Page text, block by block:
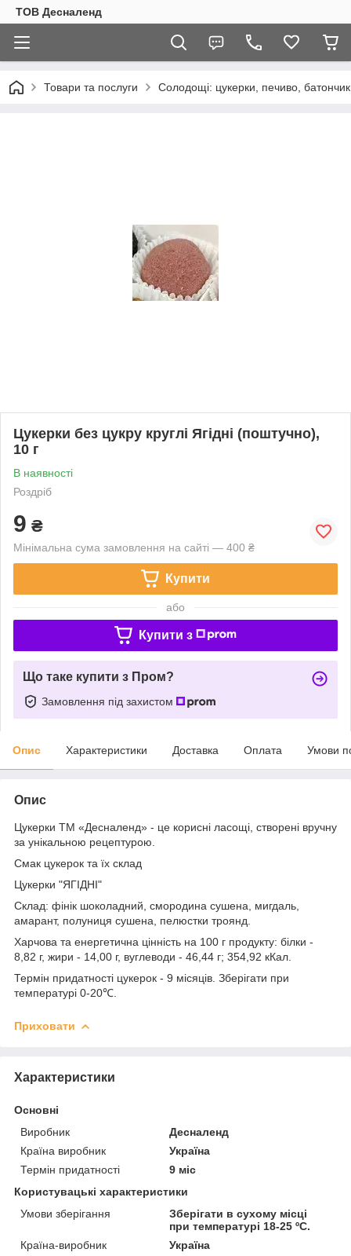
ТОВ Десналенд
Товари та послуги Солодощі: цукерки, печиво,
Цукерки без цукру круглі Ягідні (поштучно),
10 г
В наявності
Роздріб
9 ₴
Мінімальна сума замовлення на сайті — 400 ₴
Купити
або
Купити з
Що таке купити з Пром?
Замовлення під захистом
Опис Характеристики Доставка Оплата Умови
Опис
Цукерки ТМ «Десналенд» - це корисні ласощі, створені вручну
за унікальною рецептурою.
Смак цукерок та їх склад
Цукерки "ЯГІДНІ"
Склад: фінік шоколадний, смородина сушена, мигдаль,
амарант, полуниця сушена, пелюстки троянд.
Харчова та енергетична цінність на 100 г продукту: білки -
8,82 г, жири - 14,00 г, вуглеводи - 46,44 г; 354,92 кКал.
Термін придатності цукерок - 9 місяців. Зберігати при
температурі 0-20℃.
Приховати
Характеристики
Основні
Виробник
Десналенд
Країна виробник
Україна
Термін придатності
9 міс
Користувацькі характеристики
Умови зберігання
Зберігати в сухому місці
при температурі 18-25 ºС.
Країна-виробник
Україна